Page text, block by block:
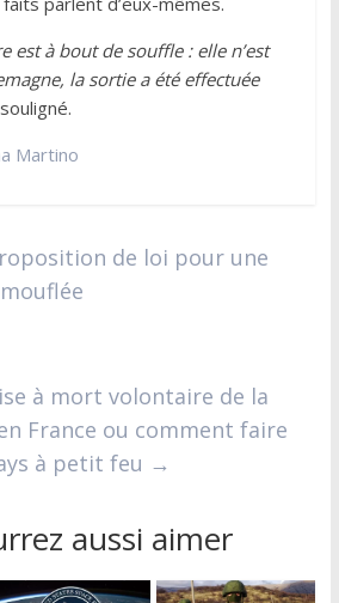
est à bout de souffle : elle n’est
la sortie a été effectuée
Martino
de loi pour une
à mort volontaire de la
France ou comment faire
à petit feu →
aussi aimer